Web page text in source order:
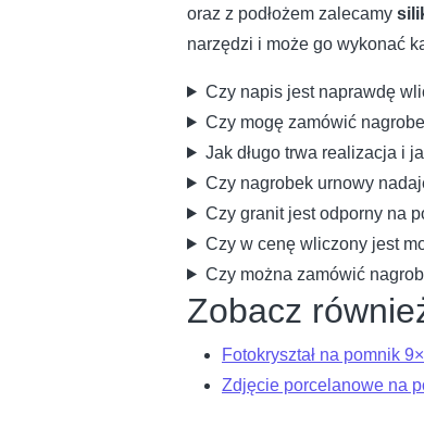
oraz z podłożem zalecamy
narzędzi i może go wykonać
Czy napis jest naprawdę
Czy mogę zamówić
Jak długo trwa realizacja i
Czy nagrobek urnowy
Czy granit jest odporny na
Czy w cenę wliczony jest
Czy można zamówić
Zobacz
Fotokryształ na pomnik
Zdjęcie porcelanowe na